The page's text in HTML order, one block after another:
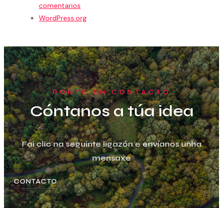
comentarios
WordPress.org
PONTE EN CONTACTO
Cóntanos a túa idea
Fai clic na seguinte ligazón e envíanos unha
mensaxe
CONTACTO